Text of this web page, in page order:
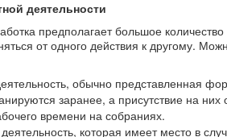
деятельности
предполагает большое
от одного действия к другому.
обычно представленная
заранее, а присутствие на
времени на собраниях.
которая имеет место в